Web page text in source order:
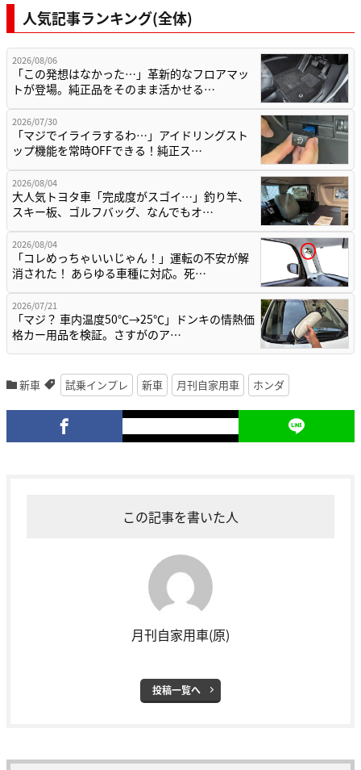
人気記事ランキング(全体)
2026/08/06
「この発想はなかった…」革新的なフロアマッ
トが登場。純正品をそのまま活かせる…
2026/07/30
「マジでイライラするわ…」アイドリングスト
ップ機能を常時OFFできる！純正ス…
2026/08/04
大人気トヨタ車「完成度がスゴイ…」釣り竿、
スキー板、ゴルフバッグ、なんでもオ…
2026/08/04
「コレめっちゃいいじゃん！」運転の不安が解
消された！ あらゆる車種に対応。死…
2026/07/21
「マジ？ 車内温度50℃→25℃」ドンキの情熱価
格カー用品を検証。さすがのア…
新車 試乗インプレ 新車 月刊自家用車 ホンダ
この記事を書いた人
月刊自家用車(原)
投稿一覧へ